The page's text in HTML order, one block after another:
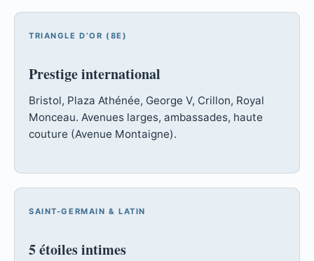
TRIANGLE D’OR (8E)
Prestige international
Bristol, Plaza Athénée, George V, Crillon, Royal
Monceau. Avenues larges, ambassades, haute
couture (Avenue Montaigne).
SAINT-GERMAIN & LATIN
5 étoiles intimes